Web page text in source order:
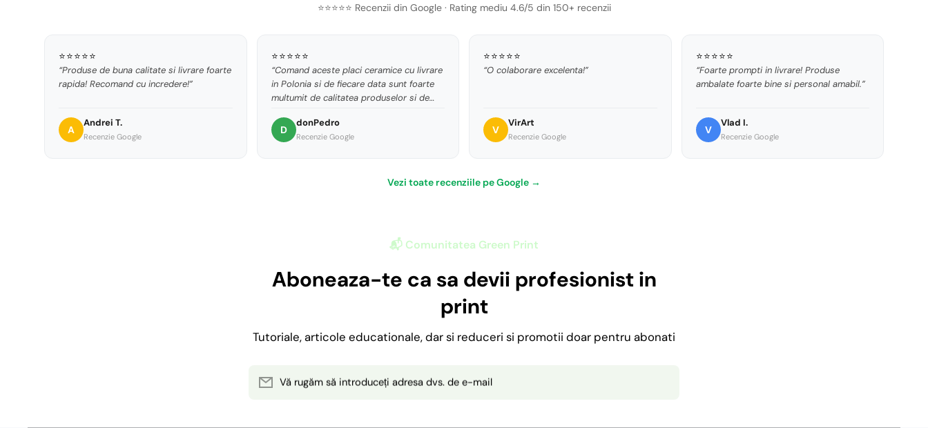
⭐⭐⭐⭐⭐ Recenzii din Google · Rating mediu 4.6/5 din 150+ recenzii
⭐⭐⭐⭐⭐
“Produse de buna calitate si livrare foarte
rapida! Recomand cu incredere!”
A
Andrei T.
Recenzie Google
⭐⭐⭐⭐⭐
“Comand aceste placi ceramice cu livrare
in Polonia si de fiecare data sunt foarte
multumit de calitatea produselor si de
strat de acoperire foarte bun pentru
sublimare si sunt perfect albe, culorile ies
D
donPedro
Recenzie Google
⭐⭐⭐⭐⭐
“O colaborare excelenta!”
V
VirArt
Recenzie Google
⭐⭐⭐⭐⭐
“Foarte prompti in livrare! Produse
ambalate foarte bine si personal amabil.”
V
Vlad I.
Recenzie Google
Vezi toate recenziile pe Google →
📬 Comunitatea Green Print
Aboneaza-te ca sa devii profesionist in
print
Tutoriale, articole educationale, dar si reduceri si promotii doar pentru abonati
Vă rugăm să introduceți adresa dvs. de e-mail